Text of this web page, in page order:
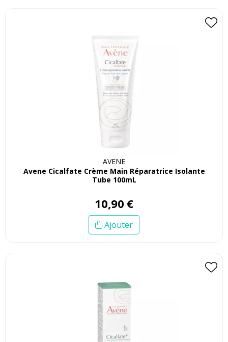
AVENE
Avene Cicalfate Crème Main Réparatrice Isolante
Tube 100mL
10,90 €
Ajouter